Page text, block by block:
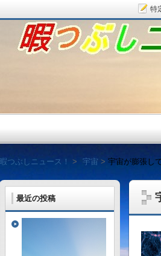
最近の投稿
暇つぶしニュース！ 宇宙 宇宙が膨張し
暇つぶしニュース！
毎日面白い話
特